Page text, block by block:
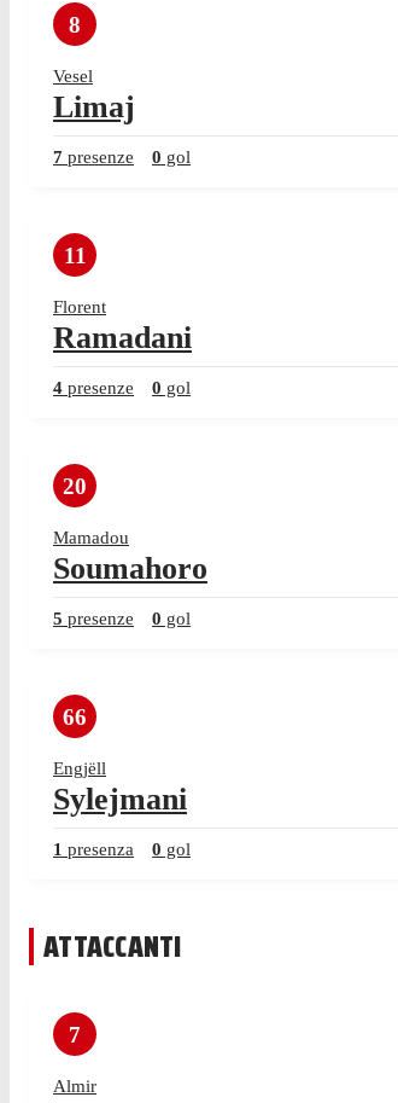
8
Vesel
Limaj
7 presenze 0 gol
11
Florent
Ramadani
4 presenze 0 gol
20
Mamadou
Soumahoro
5 presenze 0 gol
66
Engjëll
Sylejmani
1 presenza 0 gol
ATTACCANTI
7
Almir